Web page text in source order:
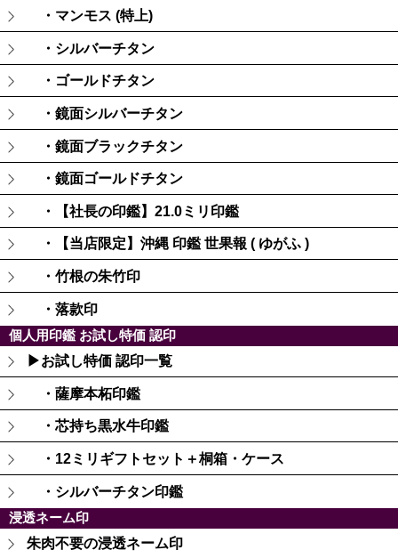
・マンモス (特上)
・シルバーチタン
・ゴールドチタン
・鏡面シルバーチタン
・鏡面ブラックチタン
・鏡面ゴールドチタン
・【社長の印鑑】21.0ミリ印鑑
・【当店限定】沖縄 印鑑 世果報 ( ゆがふ )
・竹根の朱竹印
・落款印
個人用印鑑 お試し特価 認印
▶お試し特価 認印一覧
・薩摩本柘印鑑
・芯持ち黒水牛印鑑
・12ミリギフトセット＋桐箱・ケース
・シルバーチタン印鑑
浸透ネーム印
朱肉不要の浸透ネーム印